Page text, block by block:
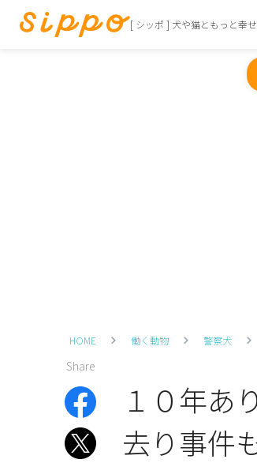
[ シッポ ] 犬や猫ともっと幸
HOME 働く動物 警察犬
Share
１０年あ
去り事件